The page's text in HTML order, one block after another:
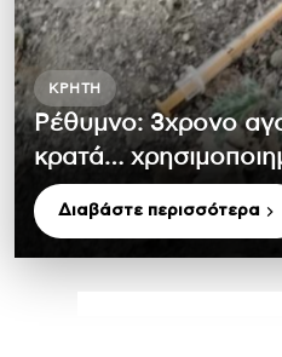
ΚΡΉΤΗ
Ρέθυμνο: 3χρονο
κρατά…
Διαβάστε περισσότερα